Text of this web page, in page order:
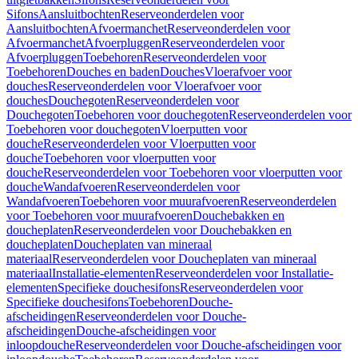
SifonsAansluitbochtenReserveonderdelen voor
AansluitbochtenAfvoermanchetReserveonderdelen voor
AfvoermanchetAfvoerpluggenReserveonderdelen voor
AfvoerpluggenToebehorenReserveonderdelen voor
ToebehorenDouches en badenDouchesVloerafvoer voor
douchesReserveonderdelen voor Vloerafvoer voor
douchesDouchegotenReserveonderdelen voor
DouchegotenToebehoren voor douchegotenReserveonderdelen voor
Toebehoren voor douchegotenVloerputten voor
doucheReserveonderdelen voor Vloerputten voor
doucheToebehoren voor vloerputten voor
doucheReserveonderdelen voor Toebehoren voor vloerputten voor
doucheWandafvoerenReserveonderdelen voor
WandafvoerenToebehoren voor muurafvoerenReserveonderdelen
voor Toebehoren voor muurafvoerenDouchebakken en
doucheplatenReserveonderdelen voor Douchebakken en
doucheplatenDoucheplaten van mineraal
materiaalReserveonderdelen voor Doucheplaten van mineraal
materiaalInstallatie-elementenReserveonderdelen voor Installatie-
elementenSpecifieke douchesifonsReserveonderdelen voor
Specifieke douchesifonsToebehorenDouche-
afscheidingenReserveonderdelen voor Douche-
afscheidingenDouche-afscheidingen voor
inloopdoucheReserveonderdelen voor Douche-afscheidingen voor